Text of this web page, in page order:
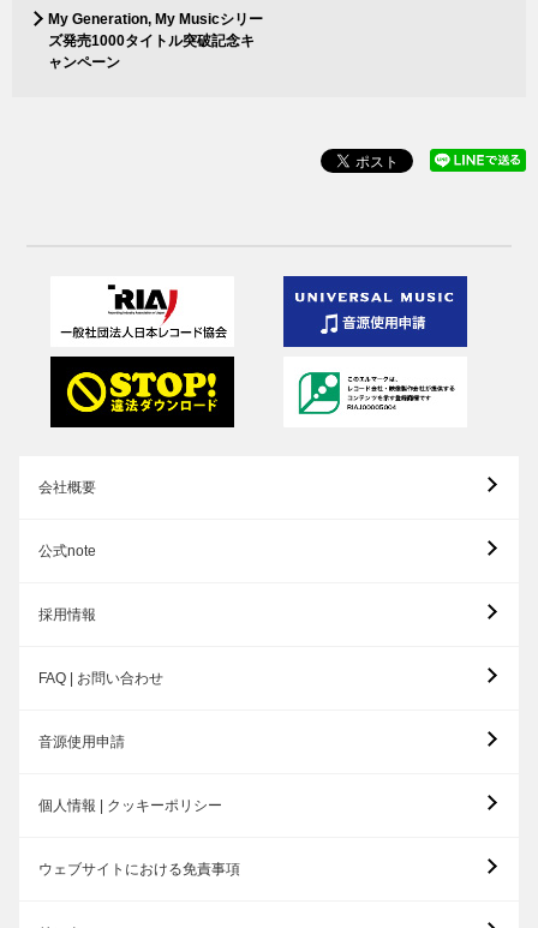
My Generation, My Musicシリー
ズ発売1000タイトル突破記念キ
ャンペーン
会社概要
公式note
採用情報
FAQ | お問い合わせ
音源使用申請
個人情報 | クッキーポリシー
ウェブサイトにおける免責事項